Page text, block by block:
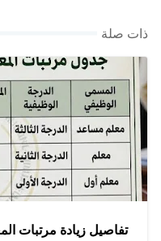
ذات صلة
تفاصيل زيادة مرتبات